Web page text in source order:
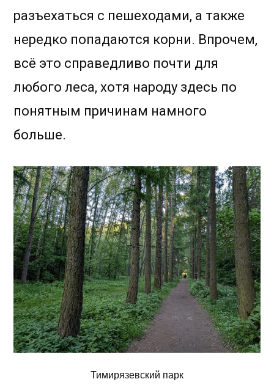
разъехаться с пешеходами, а также
нередко попадаются корни. Впрочем,
всё это справедливо почти для
любого леса, хотя народу здесь по
понятным причинам намного
больше.
Тимирязевский парк